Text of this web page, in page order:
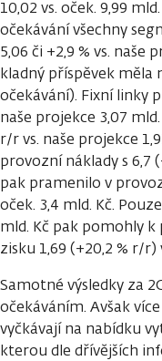
10,02 vs. oček. 9,99
očekávání všechny
5,06 či +2,9 % vs. naše
kladný příspěvek měla
očekávání). Fixní linky
naše projekce 3,07
r/r vs. naše projekce
provozní náklady s 6,7
pak pramenilo v
oček. 3,4 mld. Kč.
mld. Kč pak pomohly
zisku 1,69 (+20,2 % r/r)
Samotné výsledky za
očekáváním. Avšak
vyčkávají na nabídku
kterou dle dřívějších